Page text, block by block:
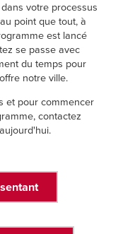
votre processus
point que tout, à
est lancé
se passe avec
du temps pour
notre ville.
et pour commencer
contactez